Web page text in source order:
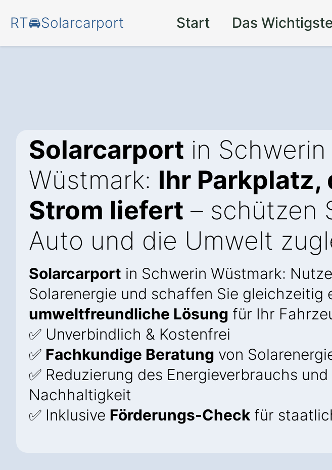
RT🚘Solarcarport Start Das
Solarcarport in Schwerin
Wüstmark: Ihr Parkplatz,
Strom liefert – schützen
Auto und die Umwelt
Solarcarport in Schwerin Wüstmark:
Solarenergie und schaffen Sie gleichzeitig
umweltfreundliche Lösung für Ihr
✅ Unverbindlich & Kostenfrei
✅ Fachkundige Beratung von
✅ Reduzierung des Energieverbrauchs
Nachhaltigkeit
✅ Inklusive Förderungs-Check für